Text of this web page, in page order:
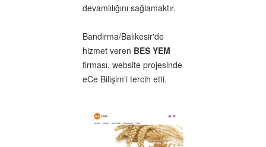
devamlılığını sağlamaktır.
Bandırma/Balıkesir'de
hizmet veren BES YEM
firması, website projesinde
eCe Bilişim'i tercih etti.